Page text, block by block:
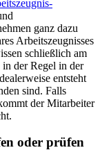
ganz dazu
Arbeitszeugnisses
schließlich am
der Regel in der
entsteht
sind. Falls
der Mitarbeiter
oder prüfen